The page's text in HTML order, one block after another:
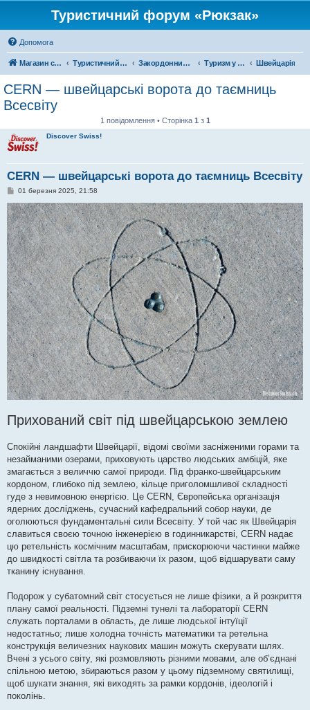
Туристичний форум «Рюкзак»
Допомога
Магазин спорядження Туристичний форум «Рюкзак» Закордонний туризм Туризм у Європі Швейцарія
CERN — швейцарські ворота до таємниць
Всесвіту
1 повідомлення • Сторінка 1 з 1
Discover Swiss!
CERN — швейцарські ворота до таємниць Всесвіту
П
в
і
д
о
м
л
е
н
н
я
01 березня 2025, 21:58
Прихований світ під швейцарською землею
Спокійні ландшафти Швейцарії, відомі своїми засніженими горами та
незайманими озерами, приховують царство людських амбіцій, яке
змагається з величчю самої природи. Під франко-швейцарським
кордоном, глибоко під землею, кільце приголомшливої ​​складності
гуде з невимовною енергією. Це CERN, Європейська організація
ядерних досліджень, сучасний кафедральний собор науки, де
оголюються фундаментальні сили Всесвіту. У той час як Швейцарія
славиться своєю точною інженерією в годинникарстві, CERN надає
цю ретельність космічним масштабам, прискорюючи частинки майже
до швидкості світла та розбиваючи їх разом, щоб відшарувати саму
тканину існування.
Подорож у субатомний світ стосується не лише фізики, а й розкриття
плану самої реальності. Підземні тунелі та лабораторії CERN
служать порталами в область, де лише людської інтуїції
недостатньо; лише холодна точність математики та ретельна
конструкція величезних наукових машин можуть скерувати шлях.
Вчені з усього світу, які розмовляють різними мовами, але об’єднані
спільною метою, збираються разом у цьому підземному святилищі,
щоб шукати знання, які виходять за рамки кордонів, ідеологій і
поколінь.